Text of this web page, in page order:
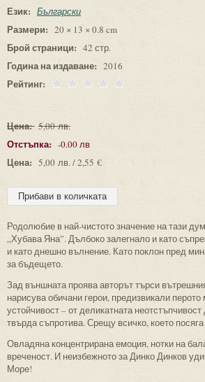
Език: Български
Размери: 20 × 13 × 0.8 cm
Брой страници: 42 стр.
Година на издаване: 2016
Рейтинг:
Цена: 5,00 лв.
Отстъпка: -0.00 лв
Цена: 5,00 лв. / 2,55 €
Родолюбие в най-чистото значение на тази
„Хубава Яна”. Дълбоко залегнало и като
и като днешно вълнение. Като поклон пред
за бъдещето.
Зад външната проява авторът търси
нарисува обичани герои, предизвикали
устойчивост – от деликатната
твърда съпротива. Срещу всичко, което
Овладяна концентрирана емоция, нотки на
вреченост. И неизбежното за Динко Динков
Море!